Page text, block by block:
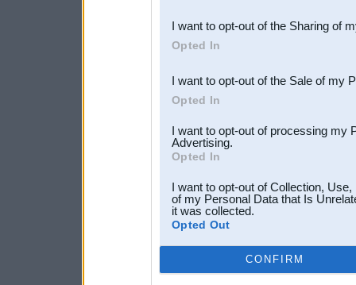
Downstream Participants
third parties.
I want to opt-out of the Sharing of
Opted In
I want to opt-out of the Sale of my
Opted In
I want to opt-out of processing my
Advertising.
Opted In
I want to opt-out of Collection,
of my Personal Data that Is
it was collected.
Opted Out
CONFIRM